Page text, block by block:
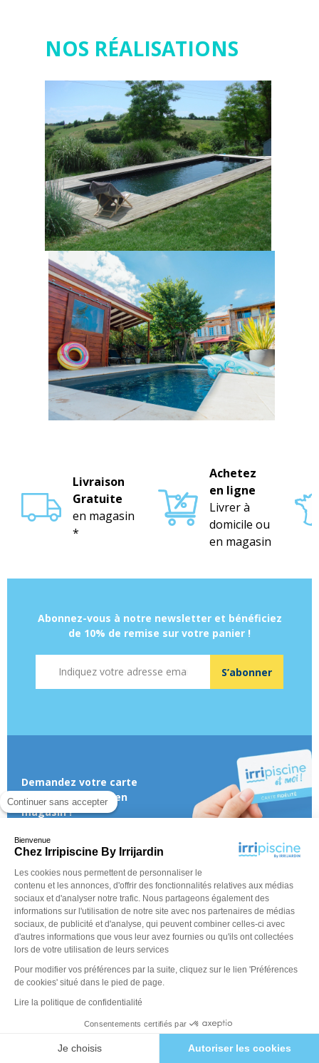
Continuer sans accepter
Bienvenue
Chez Irripiscine By Irrijardin
Les cookies nous permettent de personnaliser le
contenu et les annonces, d'offrir des fonctionnalités relatives aux médias
sociaux et d'analyser notre trafic. Nous partageons également des
informations sur l'utilisation de notre site avec nos partenaires de médias
sociaux, de publicité et d'analyse, qui peuvent combiner celles-ci avec
d'autres informations que vous leur avez fournies ou qu'ils ont collectées
lors de votre utilisation de leurs services
Pour modifier vos préférences par la suite, cliquez sur le lien 'Préférences
de cookies' situé dans le pied de page.
Lire la politique de confidentialité
Consentements certifiés par
Je choisis Autoriser les cookies
NOS RÉALISATIONS
Livraison
Gratuite
en magasin
*
Achetez
en ligne
Livrer à
domicile ou
en magasin
Abonnez-vous à notre newsletter et bénéficiez
de 10% de remise sur votre panier !
S’abonner
Demandez votre carte
fidélitéGRATUITE en
magasin !
En savoir plus